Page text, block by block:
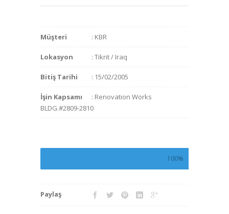
Müşteri : KBR
Lokasyon : Tikrit / Iraq
Bitiş Tarihi : 15/02/2005
İşin Kapsamı
: Renovation Works
BLDG.#2809-2810
100%
Paylaş